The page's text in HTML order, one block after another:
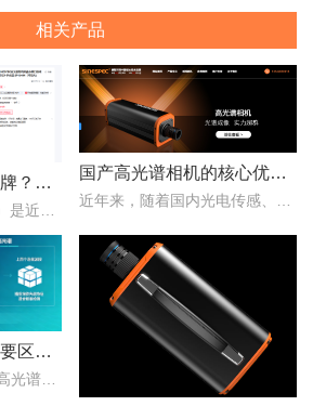
相关产品
高光谱相机用哪个品牌？赛斯拜克怎么样？
国产高光谱相机的核心优势：从“跟跑”到“并跑”的跨越
高光谱和多光谱的主要区别有哪些？
在光谱成像技术领域，高光谱成像与多光谱成像代表了两个重要的技术方向。..